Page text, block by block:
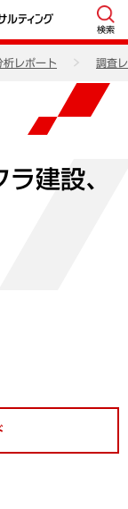
検索
析レポート 調査
建設、